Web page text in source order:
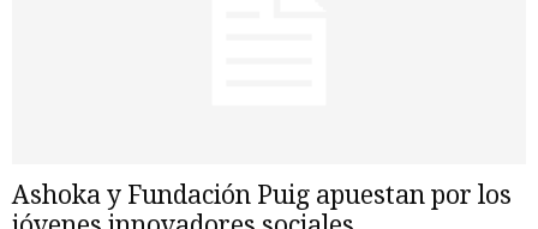
Ashoka y Fundación Puig apuestan por los